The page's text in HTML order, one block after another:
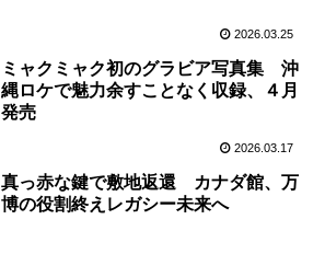
2026.03.25
ミャクミャク初のグラビア写真集 沖
縄ロケで魅力余すことなく収録、４月
発売
2026.03.17
真っ赤な鍵で敷地返還 カナダ館、万
博の役割終えレガシー未来へ